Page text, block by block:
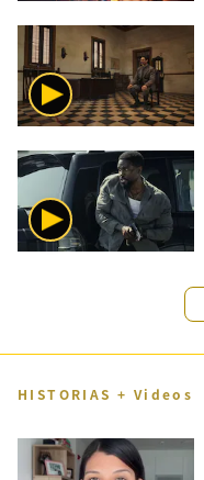
HISTORIAS + Videos